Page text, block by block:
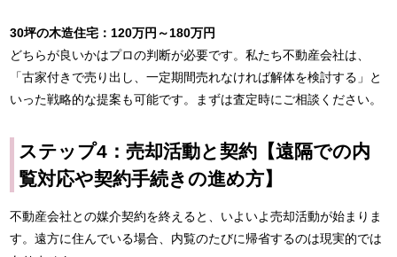
30坪の木造住宅：120万円～180万円
どちらが良いかはプロの判断が必要です。私たち不動産会社は、
「古家付きで売り出し、一定期間売れなければ解体を検討する」と
いった戦略的な提案も可能です。まずは査定時にご相談ください。
ステップ4：売却活動と契約【遠隔での内
覧対応や契約手続きの進め方】
不動産会社との媒介契約を終えると、いよいよ売却活動が始まりま
す。遠方に住んでいる場合、内覧のたびに帰省するのは現実的では